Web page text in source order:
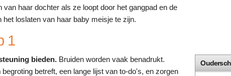
van haar dochter als ze loopt door het gangpad en de
het loslaten van haar baby meisje te zijn.
1
bieden. Bruiden worden vaak benadrukt.
begroting betreft, een lange lijst van to-do's, en zorgen